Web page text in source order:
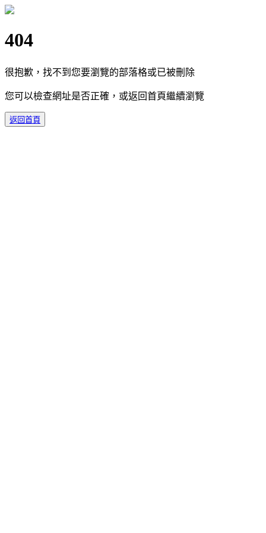
404
很抱歉，找不到您要瀏覽的部落格或已被刪除
您可以檢查網址是否正確，或返回首頁繼續瀏覽
返回首頁